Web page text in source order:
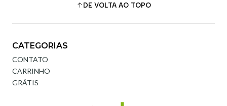
DE VOLTA AO TOPO
CATEGORIAS
CONTATO
CARRINHO
GRÁTIS